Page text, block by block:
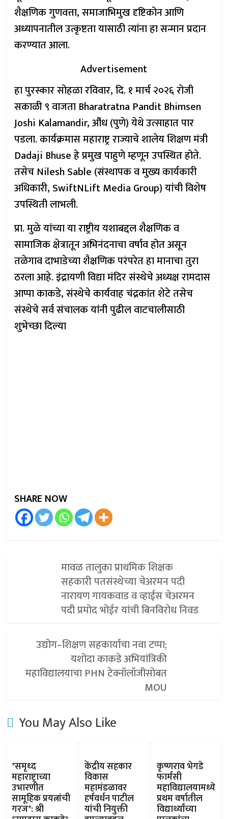
शैक्षणिक गुणवत्ता, समाजाभिमुख दृष्टिकोन आणि
अध्यापनातील उत्कृष्टता यासाठी त्यांना हा सन्मान प्रदान
करण्यात आला.
Advertisement
हा पुरस्कार सोहळा रविवार, दि. १ मार्च २०२६ रोजी
सकाळी ९ वाजता Bharatratna Pandit Bhimsen
Joshi Kalamandir, औंध (पुणे) येथे उत्साहात पार
पडला. कार्यक्रमास महाराष्ट्र राज्याचे शालेय शिक्षण मंत्री
Dadaji Bhuse हे प्रमुख पाहुणे म्हणून उपस्थित होते.
तसेच Nilesh Sable (संस्थापक व मुख्य कार्यकारी
अधिकारी, SwiftNLift Media Group) यांची विशेष
उपस्थिती लाभली.
प्रा. मुळे यांच्या या राष्ट्रीय यशाबद्दल शैक्षणिक व
सामाजिक क्षेत्रातून अभिनंदनाचा वर्षाव होत असून
तळेगाव दाभाडेच्या शैक्षणिक परंपरेत हा मानाचा तुरा
ठरला आहे. इंद्रायणी विद्या मंदिर संस्थेचे अध्यक्ष रामदास
आप्पा काकडे, संस्थेचे कार्यवाह चंद्रकांत शेटे तसेच
संस्थेचे सर्व संचालक यांनी पुढील वाटचालीसाठी
शुभेच्छा दिल्या
SHARE NOW
मावळ तालुका प्राथमिक शिक्षक
सहकारी पतसंस्थेच्या चेअरमन पदी
नारायण गायकवाड व व्हाईस चेअरमन
पदी प्रमोद भोईर यांची बिनविरोध निवड
उद्योग–शिक्षण सहकार्याचा नवा टप्पा;
यशोदा काकडे अभियांत्रिकी
महाविद्यालयाचा PHN टेक्नॉलॉजीसोबत
MOU
You May Also Like
*समृध्द
महाराष्ट्राच्या
उभारणीत
सामूहिक प्रयत्नांची
गरज*: श्री
केंद्रीय सहकार
विकास
महामंडळावर
हर्षवर्धन पाटील
यांची नियुक्ती
कृष्णराव भेगडे
फार्मसी
महाविद्यालयामध्ये
प्रथम वर्षातील
विद्यार्थ्यांच्या